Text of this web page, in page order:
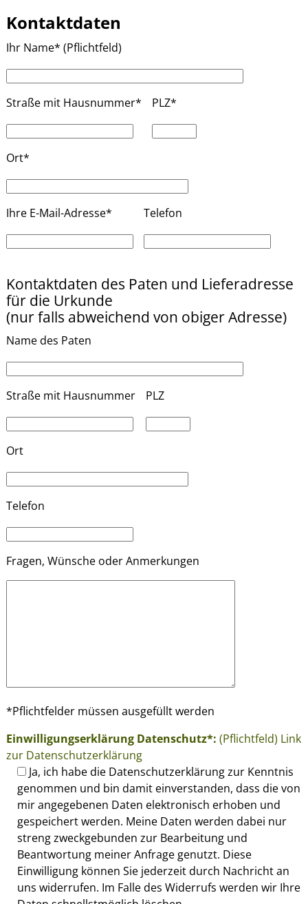
Kontaktdaten
Ihr Name* (Pflichtfeld)
Straße mit Hausnummer* PLZ*
Ort*
Ihre E-Mail-Adresse* Telefon
t
e
s
s
s
e
l
Kontaktdaten des Paten und Lieferadresse
für die Urkunde
(nur falls abweichend von obiger Adresse)
Name des Paten
Straße mit Hausnummer PLZ
Ort
Telefon
Fragen, Wünsche oder Anmerkungen
*Pflichtfelder müssen ausgefüllt werden
Einwilligungserklärung Datenschutz*: (Pflichtfeld) Link
zur Datenschutzerklärung
Ja, ich habe die Datenschutzerklärung zur Kenntnis
genommen und bin damit einverstanden, dass die von
mir angegebenen Daten elektronisch erhoben und
gespeichert werden. Meine Daten werden dabei nur
streng zweckgebunden zur Bearbeitung und
Beantwortung meiner Anfrage genutzt. Diese
Einwilligung können Sie jederzeit durch Nachricht an
uns widerrufen. Im Falle des Widerrufs werden wir Ihre